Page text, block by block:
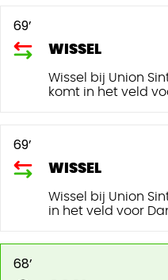
69’
WISSEL
Wissel bij Union
komt in het veld
69’
WISSEL
Wissel bij Union
in het veld voor
68’